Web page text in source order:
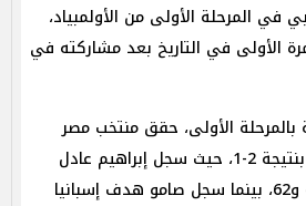
في المرحلة الأولى من الأولمبياد،
الأولى في التاريخ بعد مشاركته في
بالمرحلة الأولى، حقق منتخب مصر
فوزاً مهماً على إسبانيا بنتيجة 2-1، حيث سجل إبراهيم عادل
هدفين في الدقائق 40 و62، بينما سجل صامو هدف إسبانيا